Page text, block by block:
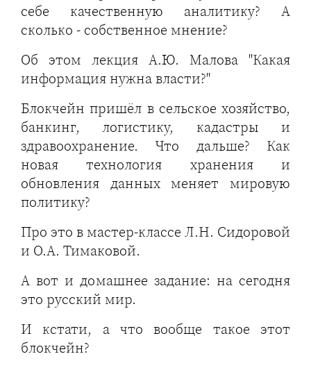
себе качественную аналитику? А
сколько - собственное мнение?
Об этом лекция А.Ю. Малова "Какая
информация нужна власти?"
Блокчейн пришёл в сельское хозяйство,
банкинг, логистику, кадастры и
здравоохранение. Что дальше? Как
новая технология хранения и
обновления данных меняет мировую
политику?
Про это в мастер-классе Л.Н. Сидоровой
и О.А. Тимаковой.
А вот и домашнее задание: на сегодня
это русский мир.
И кстати, а что вообще такое этот
блокчейн?